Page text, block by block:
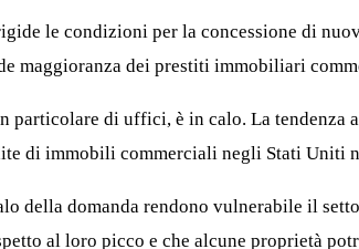
le condizioni per la concessione di
maggioranza dei prestiti immobiliari
particolare di uffici, è in calo. La
di immobili commerciali negli Stati
della domanda rendono vulnerabile il
al loro picco e che alcune proprietà